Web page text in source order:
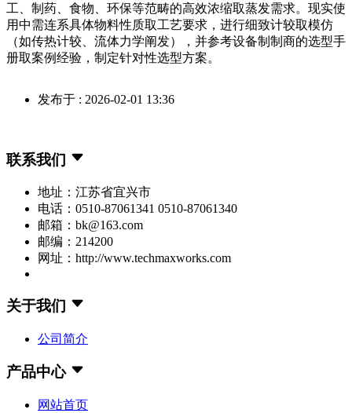
工、制药、食物、环保等范畴的高效浓缩取蒸发需求。现实使
用中需连系具体物料性质取工艺要求，进行细致计较取模仿
（如传热计较、流体力学阐发），并参考设备制制商的选型手
册取案例经验，制定针对性选型方案。
发布于 : 2026-02-01 13:36
联系我们
地址：江苏省宜兴市
电话：0510-87061341 0510-87061340
邮箱：bk@163.com
邮编：214200
网址：http://www.techmaxworks.com
关于我们
公司简介
产品中心
网站首页